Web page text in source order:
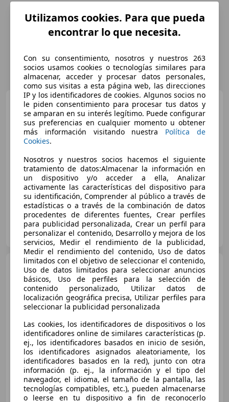
Hyundai KONAEV Style
150kW
Precio justo
01/2019 95.000 km Eléctrico 150 kW (204 CV)
MOBILITY SERVICE
ES-08174 Sant Cugat del Vallès
Hyundai KONA EV Maxx
150kW
€ 19.990
Buen precio
01/2022 67.000 km Eléctrico 150 kW (204 CV)
AC GROUP
Utilizamos cookies. Para que pueda
encontrar lo que necesita.
Con su consentimiento, nosotros y nuestros 263
socios usamos cookies o tecnologías similares para
almacenar, acceder y procesar datos personales,
como sus visitas a esta página web, las direcciones
IP y los identificadores de cookies. Algunos socios no
le piden consentimiento para procesar tus datos y
se amparan en su interés legítimo. Puede configurar
sus preferencias en cualquier momento u obtener
más información visitando nuestra Política de
Cookies.
Nosotros y nuestros socios hacemos el siguiente
tratamiento de datos:Almacenar la información en
un dispositivo y/o acceder a ella, Analizar
activamente las características del dispositivo para
su identificación, Comprender al público a través de
estadísticas o a través de la combinación de datos
procedentes de diferentes fuentes, Crear perfiles
para publicidad personalizada, Crear un perfil para
personalizar el contenido, Desarrollo y mejora de los
servicios, Medir el rendimiento de la publicidad,
Medir el rendimiento del contenido, Uso de datos
limitados con el objetivo de seleccionar el contenido,
Uso de datos limitados para seleccionar anuncios
básicos, Uso de perfiles para la selección de
contenido personalizado, Utilizar datos de
localización geográfica precisa, Utilizar perfiles para
seleccionar la publicidad personalizada
Las cookies, los identificadores de dispositivos o los
identificadores online de similares características (p.
ej., los identificadores basados en inicio de sesión,
los identificadores asignados aleatoriamente, los
identificadores basados en la red), junto con otra
información (p. ej., la información y el tipo del
navegador, el idioma, el tamaño de la pantalla, las
tecnologías compatibles, etc.), pueden almacenarse
o leerse en tu dispositivo a fin de reconocerlo